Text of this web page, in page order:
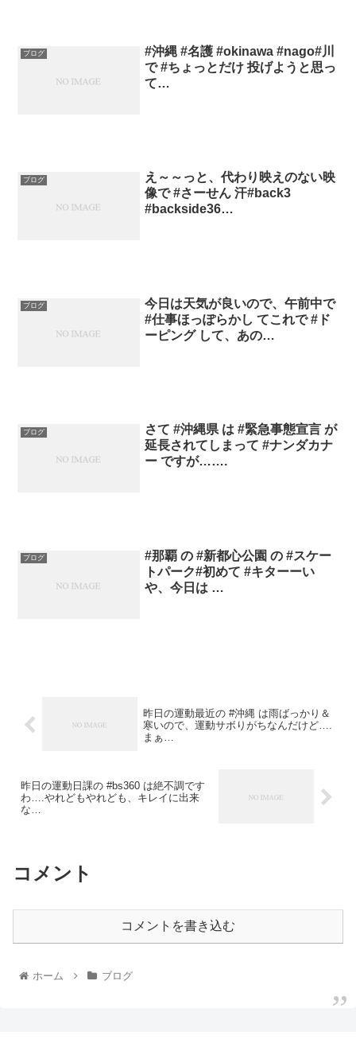
ブログ
#沖縄 #名護 #okinawa #nago#川
で #ちょっとだけ 投げようと思っ
て…
ブログ
え～～っと、代わり映えのない映
像で #さーせん 汗#back3
#backside36…
ブログ
今日は天気が良いので、午前中で
#仕事ほっぽらかし てこれで #ド
ーピング して、あの…
ブログ
さて #沖縄県 は #緊急事態宣言 が
延長されてしまって #ナンダカナ
ー ですが…….
ブログ
#那覇 の #新都心公園 の #スケー
トパーク#初めて #キターーい
や、今日は …
昨日の運動最近の #沖縄 は雨ばっかり＆
寒いので、運動サボりがちなんだけど….
まぁ…
昨日の運動日課の #bs360 は絶不調です
わ….やれどもやれども、キレイに出来
な…
コメント
コメントを書き込む
ホーム ブログ